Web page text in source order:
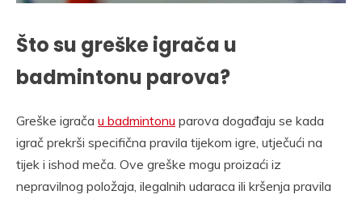
Što su greške igrača u
badmintonu parova?
Greške igrača u badmintonu parova događaju se kada
igrač prekrši specifična pravila tijekom igre, utječući na
tijek i ishod meča. Ove greške mogu proizaći iz
nepravilnog položaja, ilegalnih udaraca ili kršenja pravila